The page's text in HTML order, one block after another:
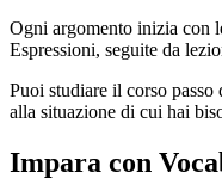
Ogni argomento inizia con
Espressioni, seguite da
Puoi studiare il corso passo
alla situazione di cui hai
Impara con